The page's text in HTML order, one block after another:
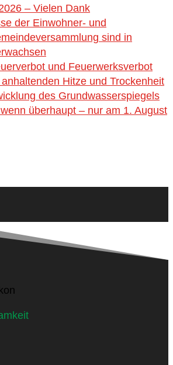
– Vielen Dank
der Einwohner- und
sind in
und Feuerwerksverbot
Hitze und Trockenheit
des Grundwasserspiegels
überhaupt – nur am 1. August